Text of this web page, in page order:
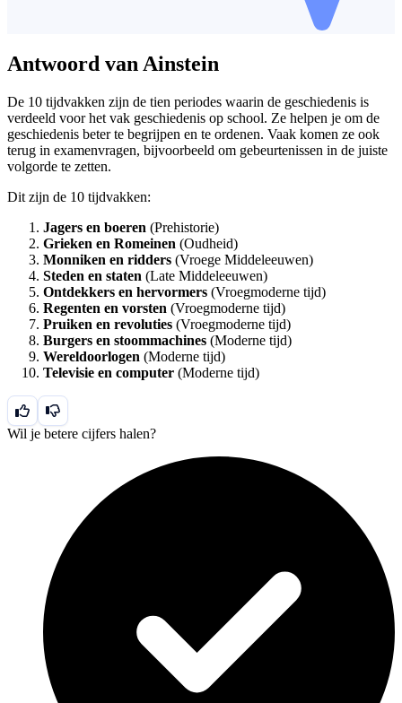
Antwoord van Ainstein
De 10 tijdvakken zijn de tien periodes waarin de geschiedenis is
verdeeld voor het vak geschiedenis op school. Ze helpen je om de
geschiedenis beter te begrijpen en te ordenen. Vaak komen ze ook
terug in examenvragen, bijvoorbeeld om gebeurtenissen in de juiste
volgorde te zetten.
Dit zijn de 10 tijdvakken:
Jagers en boeren (Prehistorie)
Grieken en Romeinen (Oudheid)
Monniken en ridders (Vroege Middeleeuwen)
Steden en staten (Late Middeleeuwen)
Ontdekkers en hervormers (Vroegmoderne tijd)
Regenten en vorsten (Vroegmoderne tijd)
Pruiken en revoluties (Vroegmoderne tijd)
Burgers en stoommachines (Moderne tijd)
Wereldoorlogen (Moderne tijd)
Televisie en computer (Moderne tijd)
Wil je betere cijfers halen?